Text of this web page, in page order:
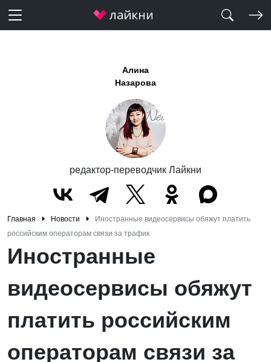
Алина
Назарова
редактор-переводчик Лайкни
Главная Новости
Иностранные видеосервисы обяжут платить
российским операторам связи за трафик
Иностранные
видеосервисы обяжут
платить российским
операторам связи за